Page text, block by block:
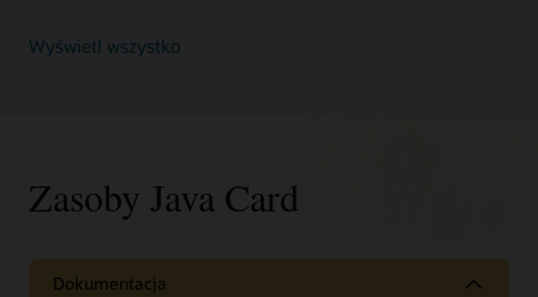
Wyświetl wszystko
Zasoby Java Card
Dokumentacja